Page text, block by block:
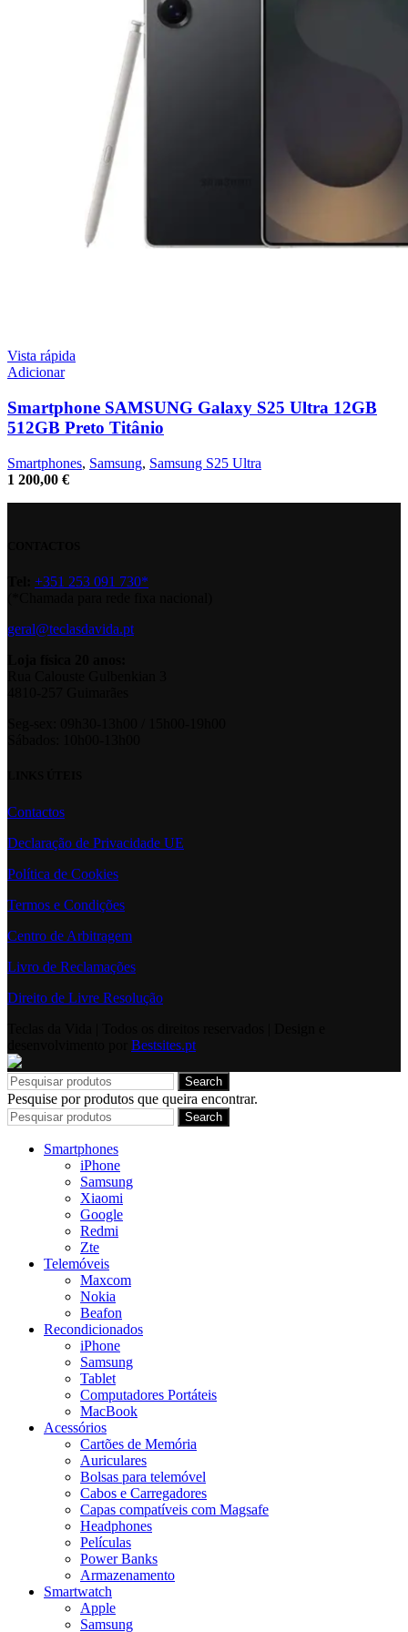
Vista rápida
Adicionar
Smartphone SAMSUNG Galaxy S25 Ultra 12GB
512GB Preto Titânio
Smartphones, Samsung, Samsung S25 Ultra
1 200,00 €
+351 253 091 730*
geral@teclasdavida.pt
Contactos
Declaração de Privacidade UE
Política de Cookies
Termos e Condições
Centro de Arbitragem
Livro de Reclamações
Direito de Livre Resolução
Bestsites.pt
Search
Pesquise por produtos que queira encontrar.
Search
Smartphones
iPhone
Samsung
Xiaomi
Google
Redmi
Zte
Telemóveis
Maxcom
Nokia
Beafon
Recondicionados
iPhone
Samsung
Tablet
Computadores Portáteis
MacBook
Acessórios
Cartões de Memória
Auriculares
Bolsas para telemóvel
Cabos e Carregadores
Capas compatíveis com Magsafe
Headphones
Películas
Power Banks
Armazenamento
Smartwatch
Apple
Samsung